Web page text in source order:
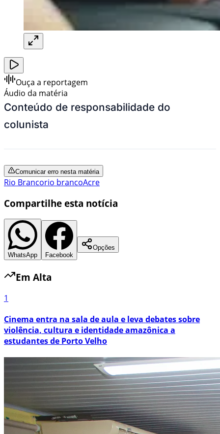
Ouça a reportagem
Áudio da matéria
Conteúdo de responsabilidade do
colunista
Comunicar erro nesta matéria
Rio Brancorio brancoAcre
Compartilhe esta notícia
WhatsApp Facebook
Opções
Em Alta
1
Cinema entra na sala de aula e leva debates sobre
violência, cultura e identidade amazônica a
estudantes de Porto Velho